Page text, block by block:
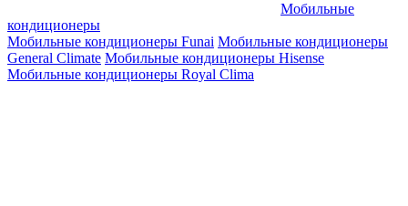
Мобильные
кондиционеры
Мобильные кондиционеры Funai Мобильные кондиционеры
General Climate Мобильные кондиционеры Hisense
Мобильные кондиционеры Royal Clima